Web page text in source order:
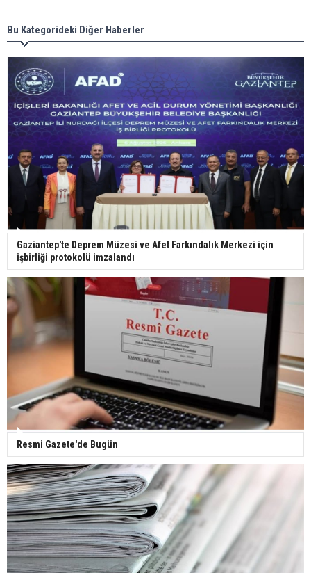
Meral Akşener ile Müsavat Dervişoğlu cenazede
görüntülendi
29 Mayıs okullar tatil mi?
Bilim kurgu gerçekleşiyor... Dondurulmuş
insanları hayata döndürecek keşif
Ünlü türkücü Mahmut Tuncer estetik operasyon
geçirdi: Son hali gündem oldu
Yerli turist 229,7 milyar lira seyahat harcaması
yaptı
Gazze'deki Sağlık Bakanlığı duyurdu: Vahşetin
pençesinde 2 salgın vaka tespit edildi
Bu Kategorideki Diğer Haberler
Gaziantep'te Deprem Müzesi ve Afet Farkındalık Merkezi için
işbirliği protokolü imzalandı
Resmi Gazete'de Bugün